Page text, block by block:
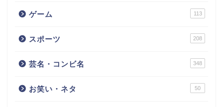
ゲーム 113
スポーツ 208
芸名・コンビ名 348
お笑い・ネタ 50